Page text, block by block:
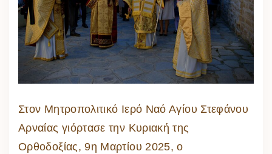
Στον Μητροπολιτικό Ιερό Ναό Αγίου Στεφάνου
Αρναίας γιόρτασε την Κυριακή της
Ορθοδοξίας, 9η Μαρτίου 2025, ο